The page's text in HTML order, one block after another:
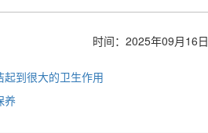
时间：2025年09月16日
到很大的卫生作用
养